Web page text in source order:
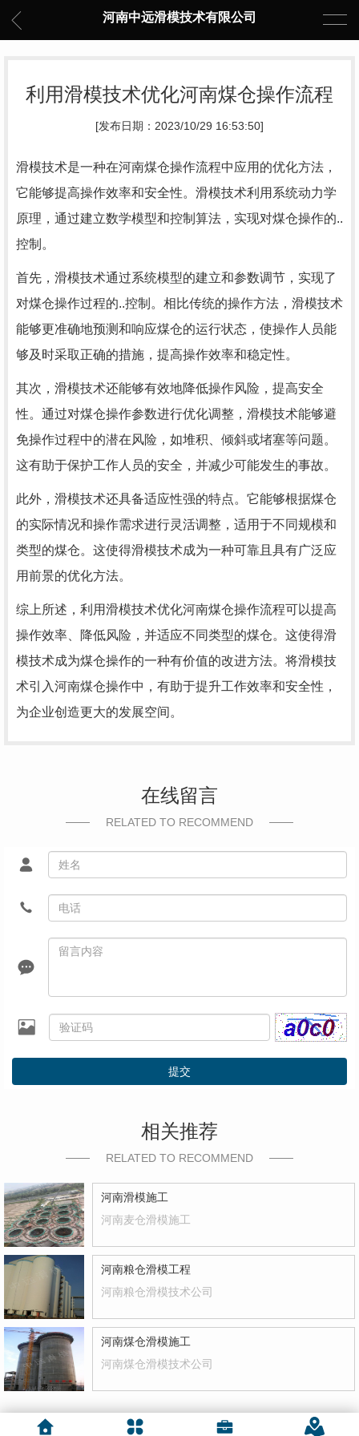
河南中远滑模技术有限公司
利用滑模技术优化河南煤仓操作流程
[发布日期：2023/10/29 16:53:50]
滑模技术是一种在河南煤仓操作流程中应用的优化方法，
它能够提高操作效率和安全性。滑模技术利用系统动力学
原理，通过建立数学模型和控制算法，实现对煤仓操作的..
控制。
首先，滑模技术通过系统模型的建立和参数调节，实现了
对煤仓操作过程的..控制。相比传统的操作方法，滑模技术
能够更准确地预测和响应煤仓的运行状态，使操作人员能
够及时采取正确的措施，提高操作效率和稳定性。
其次，滑模技术还能够有效地降低操作风险，提高安全
性。通过对煤仓操作参数进行优化调整，滑模技术能够避
免操作过程中的潜在风险，如堆积、倾斜或堵塞等问题。
这有助于保护工作人员的安全，并减少可能发生的事故。
此外，滑模技术还具备适应性强的特点。它能够根据煤仓
的实际情况和操作需求进行灵活调整，适用于不同规模和
类型的煤仓。这使得滑模技术成为一种可靠且具有广泛应
用前景的优化方法。
综上所述，利用滑模技术优化河南煤仓操作流程可以提高
操作效率、降低风险，并适应不同类型的煤仓。这使得滑
模技术成为煤仓操作的一种有价值的改进方法。将滑模技
术引入河南煤仓操作中，有助于提升工作效率和安全性，
为企业创造更大的发展空间。
在线留言
RELATED TO RECOMMEND
提交
相关推荐
RELATED TO RECOMMEND
河南滑模施工
河南麦仓滑模施工
河南粮仓滑模工程
河南粮仓滑模技术公司
河南煤仓滑模施工
河南煤仓滑模技术公司